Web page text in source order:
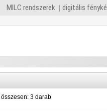
MILC rendszerek digitális
összesen: 3 darab